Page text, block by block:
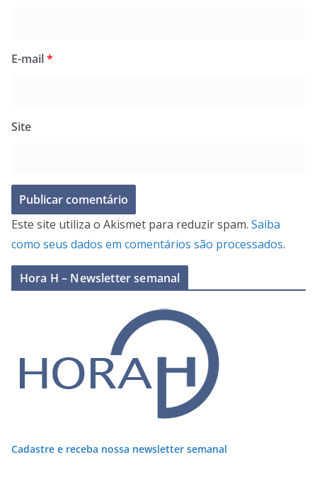
E-mail*
Site
Este site utiliza o Akismet para reduzir spam. Saiba
como seus dados em comentários são processados.
Hora H – Newsletter semanal
Cadastre e receba nossa newsletter semanal